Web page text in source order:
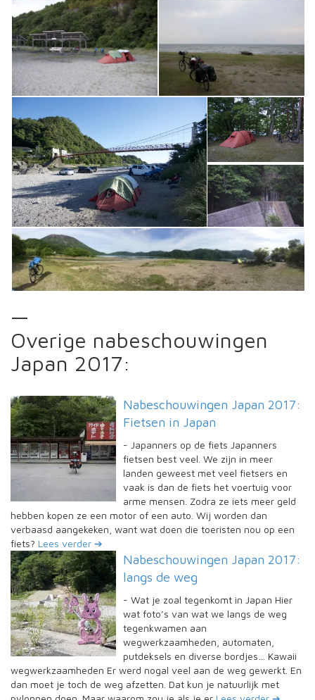
—
Overige nabeschouwingen
Japan 2017:
Nabeschouwingen Japan 2017:
Fietsen in Japan
- Japanners op de fiets Japanners
fietsen best veel. We zijn in meer
landen geweest met veel fietsers en
vaak is dan de fiets het voertuig voor
arme mensen. Zodra ze iets meer geld
hebben kopen ze een motor of een auto. Wij worden dan
verbaasd aangekeken, want wat doen die toeristen nou op een
fiets? Lees verder ➔
Nabeschouwingen Japan 2017:
langs de weg
- Wat je zoal tegenkomt in Japan Hier
wat foto’s van wat we langs de weg
tegenkwamen aan
wegwerkzaamheden, automaten,
putdeksels en diverse bordjes… Kawaii
wegwerkzaamheden Er werd nogal veel aan de weg gewerkt. En
dan moet je toch de weg afzetten. Dat kun je natuurlijk met